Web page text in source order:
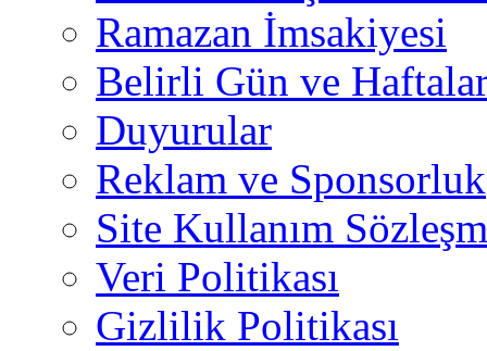
Ramazan İmsakiyesi
Belirli Gün ve
Duyurular
Reklam ve Sponsorluk
Site Kullanım
Veri Politikası
Gizlilik Politikası